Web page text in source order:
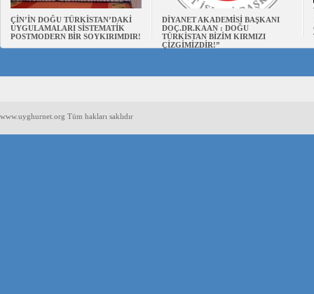
ÇİN’İN DOĞU TÜRKİSTAN’DAKİ
UYGULAMALARI SİSTEMATİK
POSTMODERN BİR SOYKIRIMDIR!
DİYANET AKADEMİSİ BAŞKANI
DOÇ.DR.KAAN : DOĞU
TÜRKİSTAN BİZİM KIRMIZI
ÇİZGİMİZDİR!”
www.uyghurnet.org Tüm hakları saklıdır